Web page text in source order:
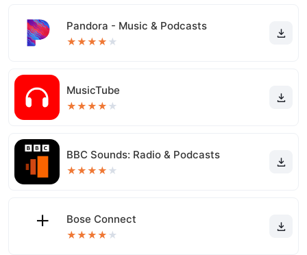
Pandora - Music & Podcasts
★★★★ ★
MusicTube
★★★★ ★
BBC Sounds: Radio & Podcasts
★★★★ ★
Bose Connect
★★★★ ★